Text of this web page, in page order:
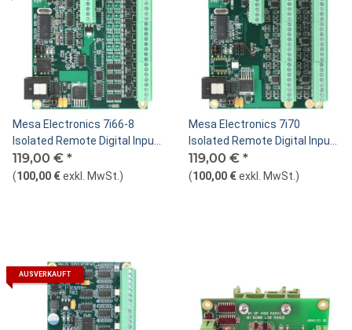
Mesa Electronics 7i66-8
Isolated Remote Digital Input
and Power Driver Card
119,00 € *
(100,00 €exkl. MwSt. )
Mesa Electronics 7i70
Isolated Remote Digital Input
Card
119,00 € *
(100,00 €exkl. MwSt. )
AUSVERKAUFT